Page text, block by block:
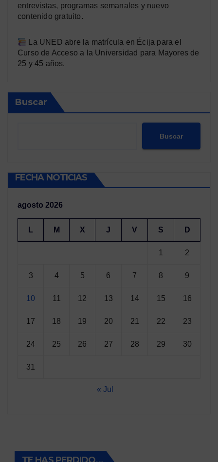
entrevistas, programas semanales y nuevo
contenido gratuito.
La UNED abre la matrícula en Écija para el
Curso de Acceso a la Universidad para Mayores de
25 y 45 años.
Buscar
Buscar
FECHA NOTICIAS
agosto 2026
L M X J V S D
1 2
3 4 5 6 7 8 9
10 11 12 13 14 15 16
17 18 19 20 21 22 23
24 25 26 27 28 29 30
31
« Jul